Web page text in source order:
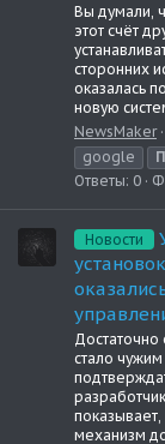
Вы думали,
этот счёт
сторонних
оказалась
новую
NewsMaker
google
Ответы: 0
Новости
стало
механизм